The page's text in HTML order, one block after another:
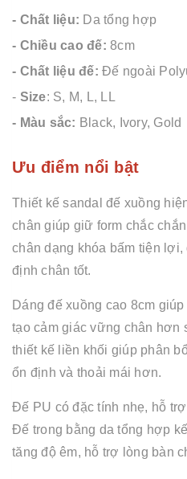
- Chất liệu: Da tổng hợp
- Chiều cao đế: 8cm
- Chất liệu đế: Đế ngoài
- Size: S, M, L, LL
- Màu sắc: Black, Ivory, Gold
Ưu điểm nổi bật
Thiết kế sandal đế xuồng
chân giúp giữ form chắc
chân dạng khóa bấm tiện
định chân tốt.
Dáng đế xuồng cao 8cm
tạo cảm giác vững chân hơn
thiết kế liền khối giúp phân
ổn định và thoải mái hơn.
Đế PU có đặc tính nhẹ, hỗ
Đế trong bằng da tổng hợp
tăng độ êm, hỗ trợ lòng bàn